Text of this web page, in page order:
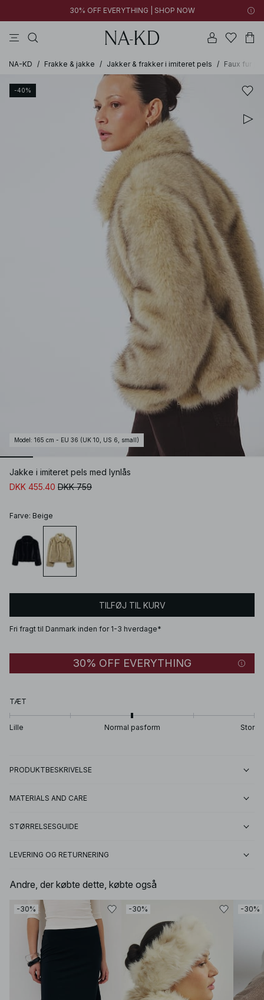
30% OFF EVERYTHING | SHOP NOW
NA-KD / Frakke & jakke / Jakker & frakker i imiteret pels / Faux fur
-40%
Model : 165 cm - EU 36 (UK 10, US 6, small)
Jakke i imiteret pels med lynlås
DKK 455.40 DKK 759
Farve: Beige
TILFØJ TIL KURV
Fri fragt til Danmark inden for 1-3 hverdage*
30% OFF EVERYTHING
TÆT
Lille Normal pasform Stor
PRODUKTBESKRIVELSE
MATERIALS AND CARE
STØRRELSESGUIDE
LEVERING OG RETURNERING
Andre, der købte dette, købte også
-30% -30% -30%